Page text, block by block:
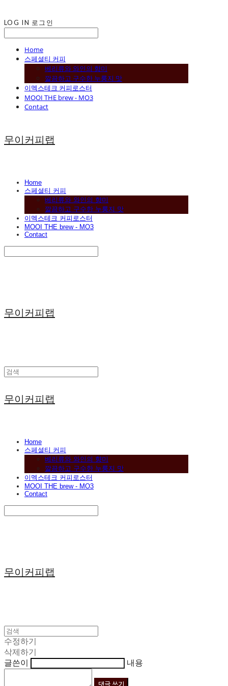
LOG IN 로그인
Home
스페셜티 커피
베리류와 와인의 향미
깔끔하고 구수한 누룽지 맛
이멕스테크 커피로스터
MOOI THE brew - MO3
Contact
무이커피랩
Home
스페셜티 커피
베리류와 와인의 향미
깔끔하고 구수한 누룽지 맛
이멕스테크 커피로스터
MOOI THE brew - MO3
Contact
무이커피랩
무이커피랩
Home
스페셜티 커피
베리류와 와인의 향미
깔끔하고 구수한 누룽지 맛
이멕스테크 커피로스터
MOOI THE brew - MO3
Contact
무이커피랩
수정하기
삭제하기
글쓴이
내용